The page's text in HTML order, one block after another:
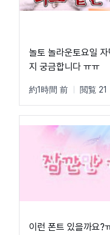
놀토 놀라운토요일
지 궁금합니다 ㅠㅠ
約1時間 前 閲覧 21
이런 폰트 있을까요?